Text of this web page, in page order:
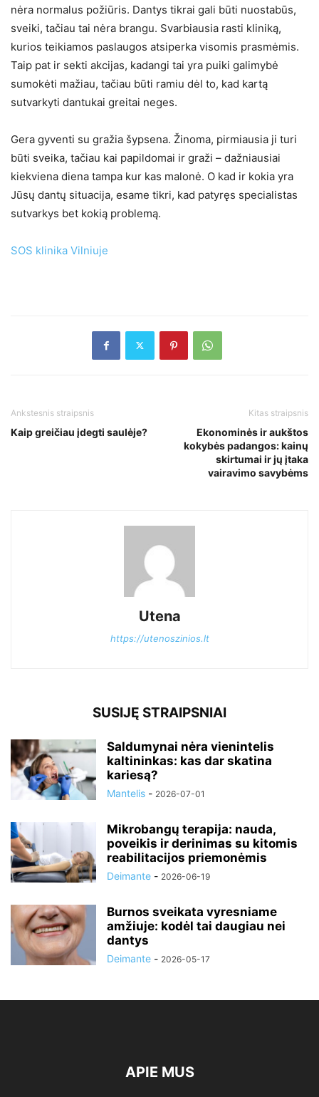
nėra normalus požiūris. Dantys tikrai gali būti nuostabūs,
sveiki, tačiau tai nėra brangu. Svarbiausia rasti kliniką,
kurios teikiamos paslaugos atsiperka visomis prasmėmis.
Taip pat ir sekti akcijas, kadangi tai yra puiki galimybė
sumokėti mažiau, tačiau būti ramiu dėl to, kad kartą
sutvarkyti dantukai greitai neges.
Gera gyventi su gražia šypsena. Žinoma, pirmiausia ji turi
būti sveika, tačiau kai papildomai ir graži – dažniausiai
kiekviena diena tampa kur kas malonė. O kad ir kokia yra
Jūsų dantų situacija, esame tikri, kad patyręs specialistas
sutvarkys bet kokią problemą.
SOS klinika Vilniuje
Ankstesnis straipsnis
Kaip greičiau įdegti saulėje?
Kitas straipsnis
Ekonominės ir aukštos
kokybės padangos: kainų
skirtumai ir jų įtaka
vairavimo savybėms
Utena
https://utenoszinios.lt
SUSIJĘ STRAIPSNIAI
Saldumynai nėra vienintelis
kaltininkas: kas dar skatina
kariesą?
Mantelis - 2026-07-01
Mikrobangų terapija: nauda,
poveikis ir derinimas su kitomis
reabilitacijos priemonėmis
Deimante - 2026-06-19
Burnos sveikata vyresniame
amžiuje: kodėl tai daugiau nei
dantys
Deimante - 2026-05-17
APIE MUS